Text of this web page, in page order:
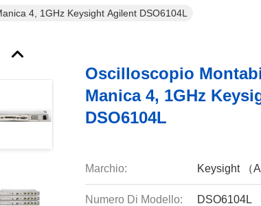
4, 1GHz Keysight Agilent DSO6104L
Oscilloscopio
Manica 4, 1GHz
DSO6104L
Marchio: Keysight （
Numero Di Modello: DSO6104L